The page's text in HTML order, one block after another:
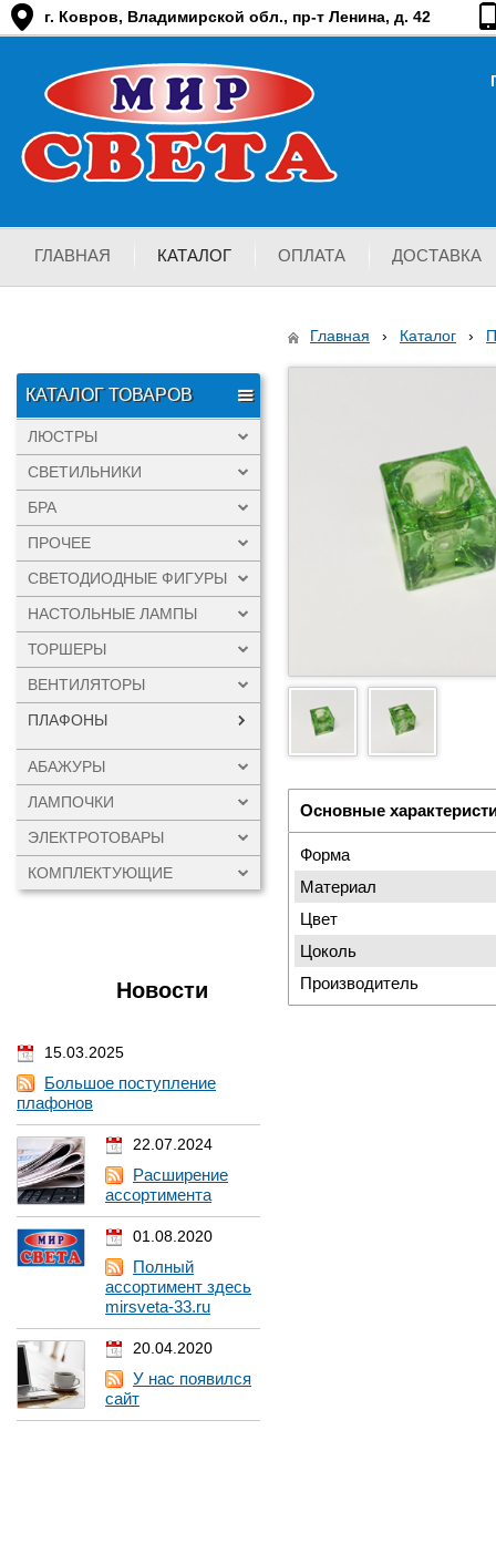
г. Ковров, Владимирской обл., пр-т Ленина, д. 42
ГЛАВНАЯ КАТАЛОГ ОПЛАТА ДОСТАВКА
КАТАЛОГ ТОВАРОВ
ЛЮСТРЫ
СВЕТИЛЬНИКИ
БРА
ПРОЧЕЕ
СВЕТОДИОДНЫЕ ФИГУРЫ
НАСТОЛЬНЫЕ ЛАМПЫ
ТОРШЕРЫ
ВЕНТИЛЯТОРЫ
ПЛАФОНЫ
АБАЖУРЫ
ЛАМПОЧКИ
ЭЛЕКТРОТОВАРЫ
КОМПЛЕКТУЮЩИЕ
Новости
15.03.2025
Большое поступление
плафонов
22.07.2024
Расширение
ассортимента
01.08.2020
Полный
ассортимент здесь
mirsveta-33.ru
20.04.2020
У нас появился
сайт
Главная › Каталог ›
Основные
Форма
Материал
Цвет
Цоколь
Производитель